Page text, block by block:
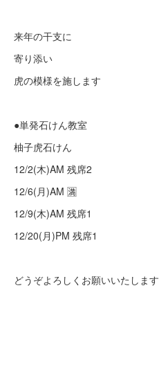
来年の干支に
寄り添い
虎の模様を施します
●単発石けん教室
柚子虎石けん
12/2(木)AM 残席2
12/6(月)AM 🈵
12/9(木)AM 残席1
12/20(月)PM 残席1
どうぞよろしくお願いいたします